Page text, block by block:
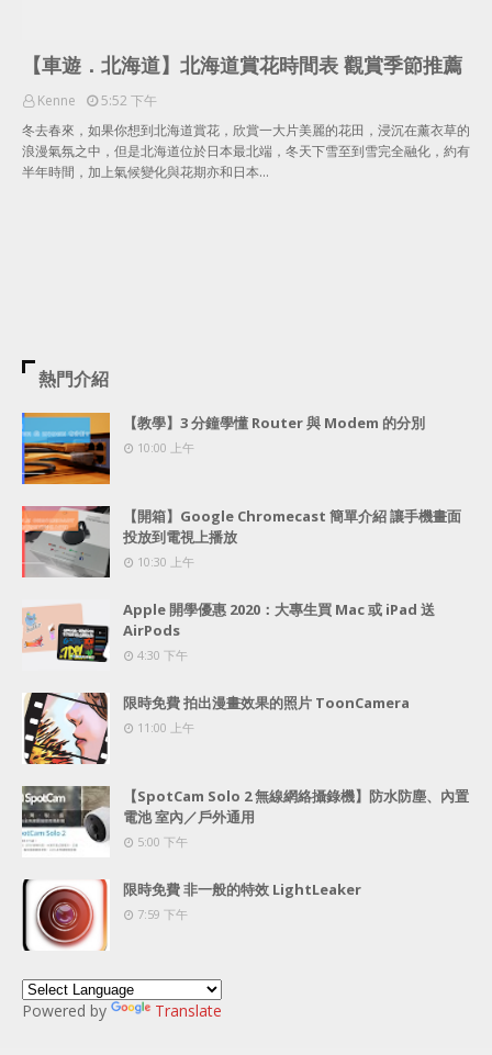
【車遊．北海道】北海道賞花時間表 觀賞季節推薦
Kenne
5:52 下午
冬去春來，如果你想到北海道賞花，欣賞一大片美麗的花田，浸沉在薰衣草的
浪漫氣氛之中，但是北海道位於日本最北端，冬天下雪至到雪完全融化，約有
半年時間，加上氣候變化與花期亦和日本…
熱門介紹
【教學】3 分鐘學懂 Router 與 Modem 的分別
10:00 上午
【開箱】Google Chromecast 簡單介紹 讓手機畫面
投放到電視上播放
10:30 上午
Apple 開學優惠 2020：大專生買 Mac 或 iPad 送
AirPods
4:30 下午
限時免費 拍出漫畫效果的照片 ToonCamera
11:00 上午
【SpotCam Solo 2 無線網絡攝錄機】防水防塵、內置
電池 室內／戶外通用
5:00 下午
限時免費 非一般的特效 LightLeaker
7:59 下午
Powered by Translate